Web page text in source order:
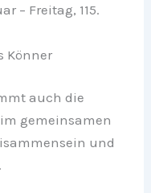
– Freitag, 115.
Könner
auch die
gemeinsamen
und